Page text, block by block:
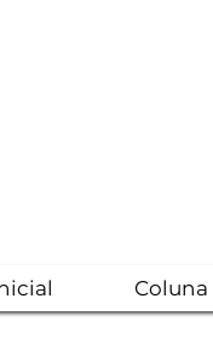
Coluna